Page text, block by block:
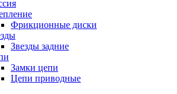
Фрикционные диски
Звезды задние
Замки цепи
Цепи приводные